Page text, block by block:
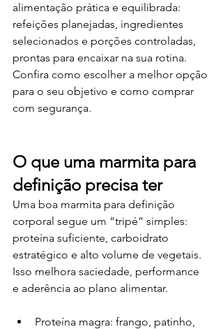
alimentação prática e equilibrada:
refeições planejadas, ingredientes
selecionados e porções controladas,
prontas para encaixar na sua rotina.
Confira como escolher a melhor opção
para o seu objetivo e como comprar
com segurança.
O que uma marmita para
definição precisa ter
Uma boa marmita para definição
corporal segue um “tripé” simples:
proteína suficiente, carboidrato
estratégico e alto volume de vegetais.
Isso melhora saciedade, performance
e aderência ao plano alimentar.
Proteína magra: frango, patinho,